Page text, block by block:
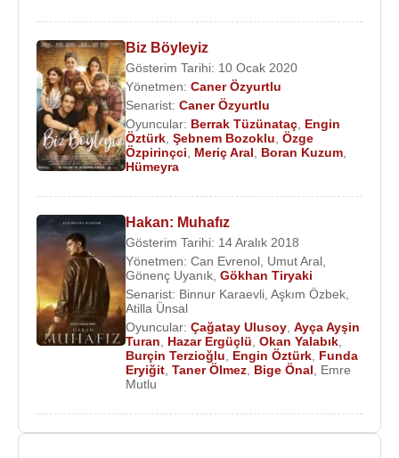
Biz Böyleyiz
Gösterim Tarihi: 10 Ocak 2020
Yönetmen: Caner Özyurtlu
Senarist: Caner Özyurtlu
Oyuncular: Berrak Tüzünataç Engin
Öztürk Şebnem Bozoklu Özge
Özpirinçci
Meriç Aral Boran Kuzum
Hümeyra
Hakan: Muhafız
Gösterim Tarihi: 14 Aralık 2018
Yönetmen: Can Evrenol Umut Aral
Gönenç Uyanık Gökhan Tiryaki
Senarist: Binnur Karaevli Aşkım Özbek
Atilla Ünsal
Oyuncular: Çağatay Ulusoy Ayça Ayşin
Turan
Hazar Ergüçlü Okan Yalabık
Burçin Terzioğlu
Engin Öztürk Funda
Eryiğit Taner Ölmez Bige Önal
Emre
Mutlu